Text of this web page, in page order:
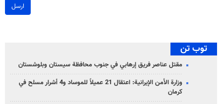
ارسل
توب تن
مقتل عناصر فريق إرهابي في جنوب محافظة سيستان وبلوشستان
وزارة الأمن الإيرانية: اعتقال 21 عميلاً للموساد و4 أشرار مسلح في
كرمان